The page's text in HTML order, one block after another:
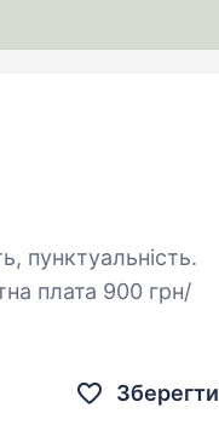
плата 900 грн/
Зберегти